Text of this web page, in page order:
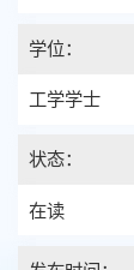
学位：
工学学士
状态：
在读